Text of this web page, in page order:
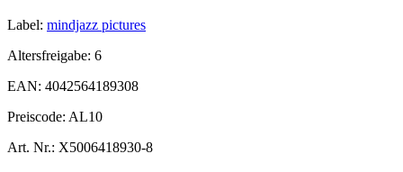
Label: mindjazz pictures
Altersfreigabe: 6
EAN: 4042564189308
Preiscode: AL10
Art. Nr.: X5006418930-8